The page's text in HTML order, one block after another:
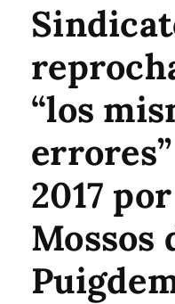
“los
2017
Mossos